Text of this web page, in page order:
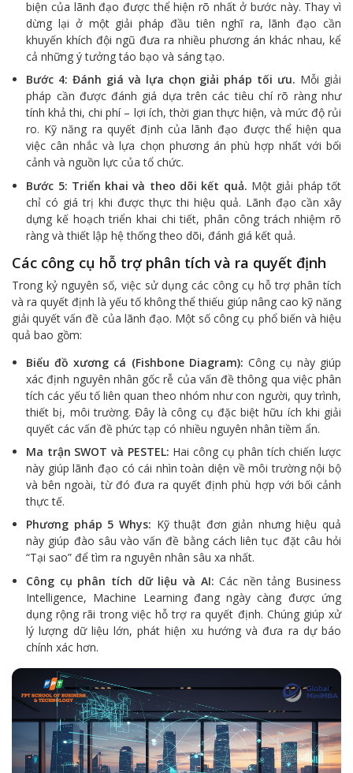
biện của lãnh đạo được thể hiện rõ nhất ở bước này. Thay vì
dừng lại ở một giải pháp đầu tiên nghĩ ra, lãnh đạo cần
khuyến khích đội ngũ đưa ra nhiều phương án khác nhau, kể
cả những ý tưởng táo bạo và sáng tạo.
Bước 4: Đánh giá và lựa chọn giải pháp tối ưu. Mỗi giải
pháp cần được đánh giá dựa trên các tiêu chí rõ ràng như
tính khả thi, chi phí – lợi ích, thời gian thực hiện, và mức độ rủi
ro. Kỹ năng ra quyết định của lãnh đạo được thể hiện qua
việc cân nhắc và lựa chọn phương án phù hợp nhất với bối
cảnh và nguồn lực của tổ chức.
Bước 5: Triển khai và theo dõi kết quả. Một giải pháp tốt
chỉ có giá trị khi được thực thi hiệu quả. Lãnh đạo cần xây
dựng kế hoạch triển khai chi tiết, phân công trách nhiệm rõ
ràng và thiết lập hệ thống theo dõi, đánh giá kết quả.
Các công cụ hỗ trợ phân tích và ra quyết định
Trong kỷ nguyên số, việc sử dụng các công cụ hỗ trợ phân tích
và ra quyết định là yếu tố không thể thiếu giúp nâng cao kỹ năng
giải quyết vấn đề của lãnh đạo. Một số công cụ phổ biến và hiệu
quả bao gồm:
Biểu đồ xương cá (Fishbone Diagram): Công cụ này giúp
xác định nguyên nhân gốc rễ của vấn đề thông qua việc phân
tích các yếu tố liên quan theo nhóm như con người, quy trình,
thiết bị, môi trường. Đây là công cụ đặc biệt hữu ích khi giải
quyết các vấn đề phức tạp có nhiều nguyên nhân tiềm ẩn.
Ma trận SWOT và PESTEL: Hai công cụ phân tích chiến lược
này giúp lãnh đạo có cái nhìn toàn diện về môi trường nội bộ
và bên ngoài, từ đó đưa ra quyết định phù hợp với bối cảnh
thực tế.
Phương pháp 5 Whys: Kỹ thuật đơn giản nhưng hiệu quả
này giúp đào sâu vào vấn đề bằng cách liên tục đặt câu hỏi
“Tại sao” để tìm ra nguyên nhân sâu xa nhất.
Công cụ phân tích dữ liệu và AI: Các nền tảng Business
Intelligence, Machine Learning đang ngày càng được ứng
dụng rộng rãi trong việc hỗ trợ ra quyết định. Chúng giúp xử
lý lượng dữ liệu lớn, phát hiện xu hướng và đưa ra dự báo
chính xác hơn.